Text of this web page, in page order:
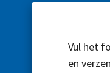
Vul het
en